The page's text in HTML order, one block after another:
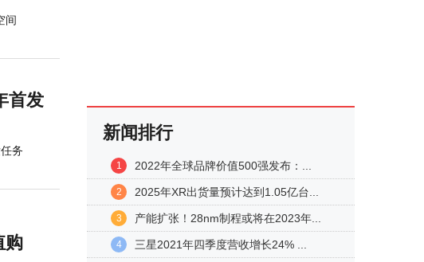
间
首发
务
购
新闻排行
1 2022年全球品牌价值500强发布：...
2 2025年XR出货量预计达到1.05亿台...
3 产能扩张！28nm制程或将在2023年...
4 三星2021年四季度营收增长24% ...